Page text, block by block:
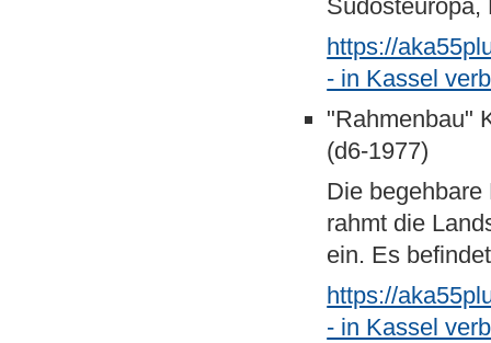
Südosteuropa,
https://
- in Kassel
"Rahmenbau"
(d6-1977)
Die
rahmt die
ein. Es
https://
- in Kassel